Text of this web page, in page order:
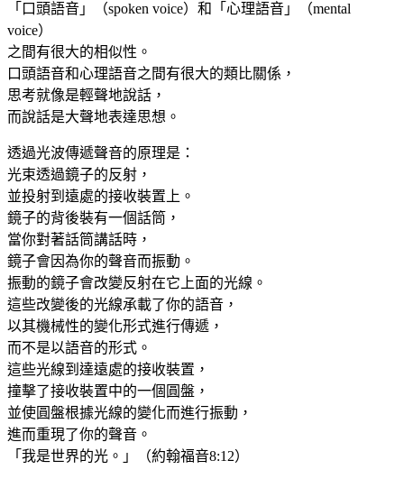
「口頭語音」（spoken voice）和「心理語音」（mental
voice）
之間有很大的相似性。
口頭語音和心理語音之間有很大的類比關係，
思考就像是輕聲地說話，
而說話是大聲地表達思想。
透過光波傳遞聲音的原理是：
光束透過鏡子的反射，
並投射到遠處的接收裝置上。
鏡子的背後裝有一個話筒，
當你對著話筒講話時，
鏡子會因為你的聲音而振動。
振動的鏡子會改變反射在它上面的光線。
這些改變後的光線承載了你的語音，
以其機械性的變化形式進行傳遞，
而不是以語音的形式。
這些光線到達遠處的接收裝置，
撞擊了接收裝置中的一個圓盤，
並使圓盤根據光線的變化而進行振動，
進而重現了你的聲音。
「我是世界的光。」（約翰福音8:12）